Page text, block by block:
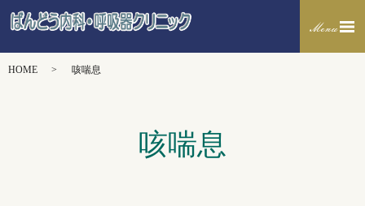
HOME 咳喘息
咳喘息